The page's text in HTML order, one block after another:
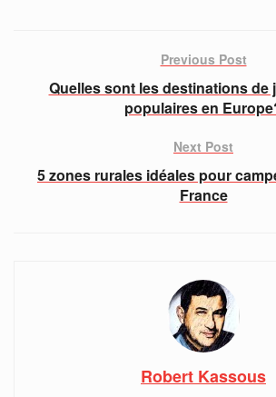
Previous Post
Quelles sont les destinations de
populaires en
Next Post
5 zones rurales idéales pour
France
Robert Kassous